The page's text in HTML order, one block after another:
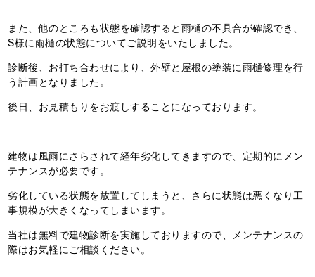
また、他のところも状態を確認すると雨樋の不具合が確認でき、
S様に雨樋の状態についてご説明をいたしました。
診断後、お打ち合わせにより、外壁と屋根の塗装に雨樋修理を行
う計画となりました。
後日、お見積もりをお渡しすることになっております。
建物は風雨にさらされて経年劣化してきますので、定期的にメン
テナンスが必要です。
劣化している状態を放置してしまうと、さらに状態は悪くなり工
事規模が大きくなってしまいます。
当社は無料で建物診断を実施しておりますので、メンテナンスの
際はお気軽にご相談ください。